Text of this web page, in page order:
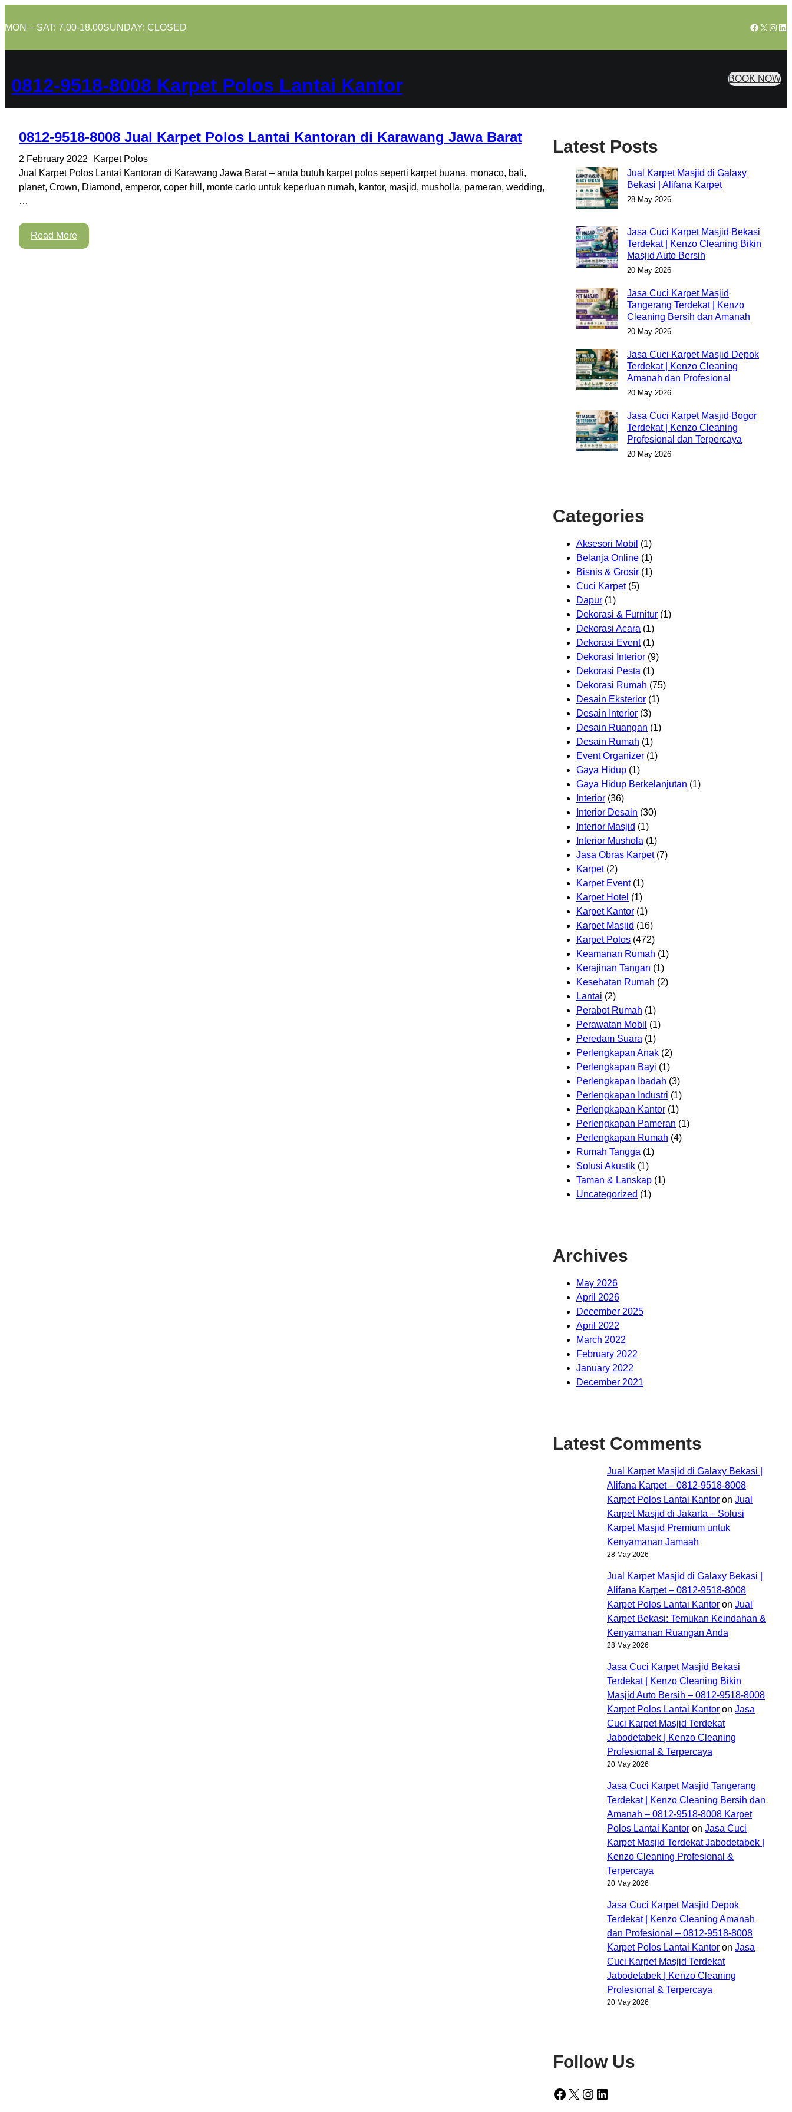
to
MON – SAT: 7.00-18.00SUNDAY: CLOSED Facebook
X
0812-9518-8008 Karpet Polos Lantai Kantor BOOK NOW
0812-9518-8008 Jual Karpet Polos Lantai Kantoran di Karawang Jawa Barat
2 February 2022
Karpet Polos
Jual Karpet Polos Lantai Kantoran di Karawang Jawa Barat – anda butuh karpet polos seperti karpet buana, monaco, bali,
planet, Crown, Diamond, emperor, coper hill, monte carlo untuk keperluan rumah, kantor, masjid, musholla, pameran, wedding,
…
Read More
Latest Posts
Jual Karpet Masjid di Galaxy
Bekasi | Alifana Karpet
28 May 2026
Jasa Cuci Karpet Masjid Bekasi
Terdekat | Kenzo Cleaning Bikin
Masjid Auto Bersih
20 May 2026
Jasa Cuci Karpet Masjid
Tangerang Terdekat | Kenzo
Cleaning Bersih dan Amanah
20 May 2026
Jasa Cuci Karpet Masjid Depok
Terdekat | Kenzo Cleaning
Amanah dan Profesional
20 May 2026
Jasa Cuci Karpet Masjid Bogor
Terdekat | Kenzo Cleaning
Profesional dan Terpercaya
20 May 2026
Categories
Aksesori Mobil (1)
Belanja Online (1)
Bisnis & Grosir (1)
Cuci Karpet(5)
Dapur (1)
Dekorasi & Furnitur (1)
Dekorasi Acara (1)
Dekorasi Event(1)
Dekorasi Interior (9)
Dekorasi Pesta (1)
Dekorasi Rumah (75)
Desain Eksterior (1)
Desain Interior (3)
Desain Ruangan (1)
Desain Rumah (1)
Event Organizer (1)
Gaya Hidup (1)
Gaya Hidup Berkelanjutan (1)
Interior (36)
Interior Desain (30)
Interior Masjid (1)
Interior Mushola (1)
Jasa Obras Karpet(7)
Karpet(2)
Karpet Event(1)
Karpet Hotel (1)
Karpet Kantor (1)
Karpet Masjid (16)
Karpet Polos (472)
Keamanan Rumah (1)
Kerajinan Tangan (1)
Kesehatan Rumah (2)
Lantai (2)
Perabot Rumah (1)
Perawatan Mobil (1)
Peredam Suara (1)
Perlengkapan Anak (2)
Perlengkapan Bayi (1)
Perlengkapan Ibadah (3)
Perlengkapan Industri (1)
Perlengkapan Kantor (1)
Perlengkapan Pameran (1)
Perlengkapan Rumah (4)
Rumah Tangga (1)
Solusi Akustik (1)
Taman & Lanskap (1)
Uncategorized (1)
Archives
May 2026
April 2026
December 2025
April 2022
March 2022
February 2022
January 2022
December 2021
Latest Comments
Jual Karpet Masjid di Galaxy Bekasi |
Alifana Karpet – 0812-9518-8008
Karpet Polos Lantai Kantor on Jual
Karpet Masjid di Jakarta – Solusi
Karpet Masjid Premium untuk
Kenyamanan Jamaah
28 May 2026
Jual Karpet Masjid di Galaxy Bekasi |
Alifana Karpet – 0812-9518-8008
Karpet Polos Lantai Kantor on Jual
Karpet Bekasi: Temukan Keindahan &
Kenyamanan Ruangan Anda
28 May 2026
Jasa Cuci Karpet Masjid Bekasi
Terdekat | Kenzo Cleaning Bikin
Masjid Auto Bersih – 0812-9518-8008
Karpet Polos Lantai Kantor on Jasa
Cuci Karpet Masjid Terdekat
Jabodetabek | Kenzo Cleaning
Profesional & Terpercaya
20 May 2026
Jasa Cuci Karpet Masjid Tangerang
Terdekat | Kenzo Cleaning Bersih dan
Amanah – 0812-9518-8008 Karpet
Polos Lantai Kantor on Jasa Cuci
Karpet Masjid Terdekat Jabodetabek |
Kenzo Cleaning Profesional &
Terpercaya
20 May 2026
Jasa Cuci Karpet Masjid Depok
Terdekat | Kenzo Cleaning Amanah
dan Profesional – 0812-9518-8008
Karpet Polos Lantai Kantor on Jasa
Cuci Karpet Masjid Terdekat
Jabodetabek | Kenzo Cleaning
Profesional & Terpercaya
20 May 2026
Follow Us
Facebook X Instagram LinkedIn